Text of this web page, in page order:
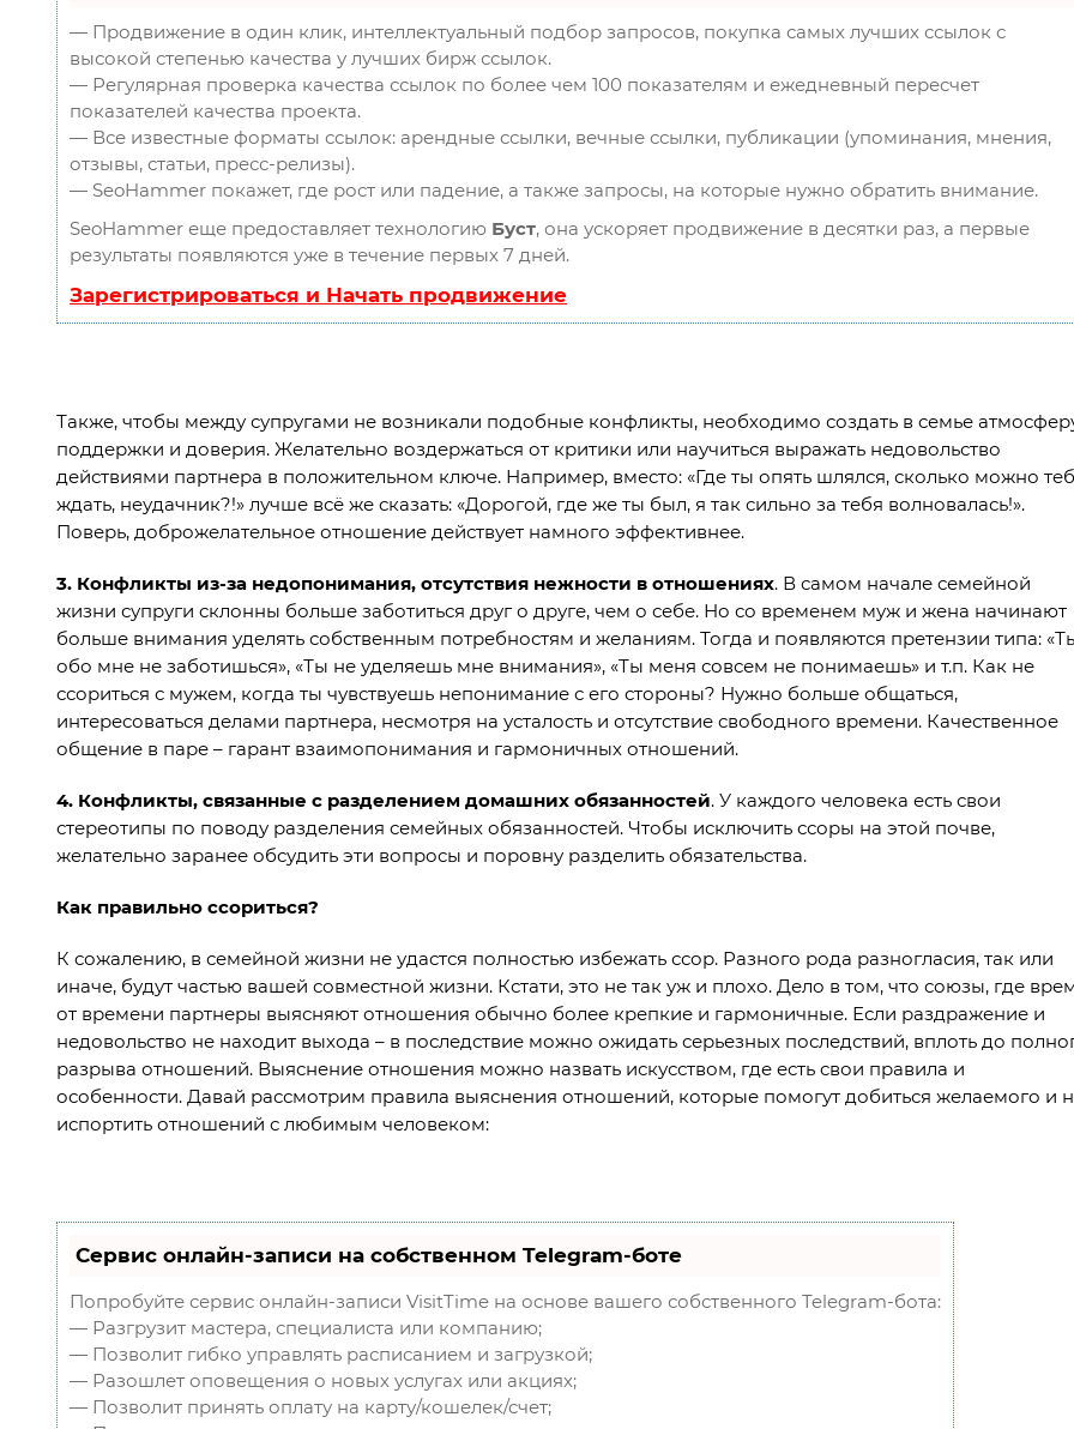
— Продвижение в один клик, интеллектуальный подбор запросов, покупка самых лучших ссылок с
высокой степенью качества у лучших бирж ссылок.
— Регулярная проверка качества ссылок по более чем 100 показателям и ежедневный пересчет
показателей качества проекта.
— Все известные форматы ссылок: арендные ссылки, вечные ссылки, публикации (упоминания, мнения,
отзывы, статьи, пресс-релизы).
— SeoHammer покажет, где рост или падение, а также запросы, на которые нужно обратить внимание.
SeoHammer еще предоставляет технологию Буст, она ускоряет продвижение в десятки раз, а первые
результаты появляются уже в течение первых 7 дней.
Зарегистрироваться и Начать продвижение
Также, чтобы между супругами не возникали подобные конфликты, необходимо создать в семье
поддержки и доверия. Желательно воздержаться от критики или научиться выражать недовольство
действиями партнера в положительном ключе. Например, вместо: «Где ты опять шлялся, сколько можно
ждать, неудачник?!» лучше всё же сказать: «Дорогой, где же ты был, я так сильно за тебя волновалась!».
Поверь, доброжелательное отношение действует намного эффективнее.
3. Конфликты из-за недопонимания, отсутствия нежности в отношениях. В самом начале семейной
жизни супруги склонны больше заботиться друг о друге, чем о себе. Но со временем муж и жена начинают
больше внимания уделять собственным потребностям и желаниям. Тогда и появляются претензии типа:
обо мне не заботишься», «Ты не уделяешь мне внимания», «Ты меня совсем не понимаешь» и т.п. Как не
ссориться с мужем, когда ты чувствуешь непонимание с его стороны? Нужно больше общаться,
интересоваться делами партнера, несмотря на усталость и отсутствие свободного времени. Качественное
общение в паре – гарант взаимопонимания и гармоничных отношений.
4. Конфликты, связанные с разделением домашних обязанностей. У каждого человека есть свои
стереотипы по поводу разделения семейных обязанностей. Чтобы исключить ссоры на этой почве,
желательно заранее обсудить эти вопросы и поровну разделить обязательства.
Как правильно ссориться?
К сожалению, в семейной жизни не удастся полностью избежать ссор. Разного рода разногласия, так или
иначе, будут частью вашей совместной жизни. Кстати, это не так уж и плохо. Дело в том, что союзы, где
от времени партнеры выясняют отношения обычно более крепкие и гармоничные. Если раздражение и
недовольство не находит выхода – в последствие можно ожидать серьезных последствий, вплоть до
разрыва отношений. Выяснение отношения можно назвать искусством, где есть свои правила и
особенности. Давай рассмотрим правила выяснения отношений, которые помогут добиться желаемого и
испортить отношений с любимым человеком:
Сервис онлайн-записи на собственном Telegram-боте
Попробуйте сервис онлайн-записи VisitTime на основе вашего собственного Telegram-бота:
— Разгрузит мастера, специалиста или компанию;
— Позволит гибко управлять расписанием и загрузкой;
— Разошлет оповещения о новых услугах или акциях;
— Позволит принять оплату на карту/кошелек/счет;